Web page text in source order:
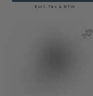
Excl. Tax & BTW